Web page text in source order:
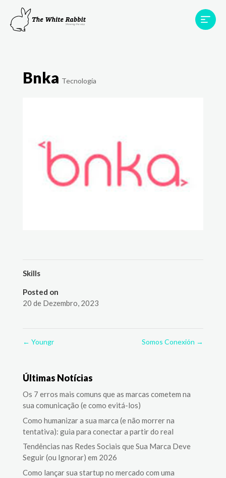
Projetos
Bnka Tecnología
Skills
Posted on
20 de Dezembro, 2023
← Youngr Somos Conexión →
Últimas Notícias
Os 7 erros mais comuns que as marcas cometem na
sua comunicação (e como evitá-los)
Como humanizar a sua marca (e não morrer na
tentativa): guia para conectar a partir do real
Tendências nas Redes Sociais que Sua Marca Deve
Seguir (ou Ignorar) em 2026
Como lançar sua startup no mercado com uma